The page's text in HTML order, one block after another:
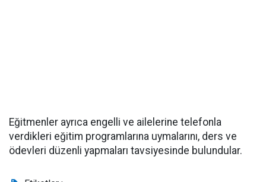
Eğitmenler ayrıca engelli ve ailelerine telefonla
verdikleri eğitim programlarına uymalarını, ders ve
ödevleri düzenli yapmaları tavsiyesinde bulundular.